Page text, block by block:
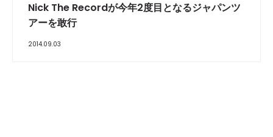
Nick The Recordが今年2度目となるジャパンツ
アーを敢行
2014.09.03